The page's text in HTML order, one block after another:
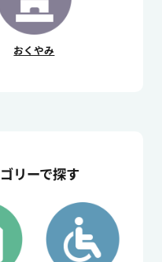
おくやみ
リーで探す